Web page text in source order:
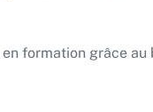
formation grâce